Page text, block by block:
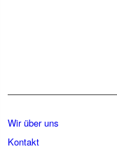
Wir über uns
Kontakt